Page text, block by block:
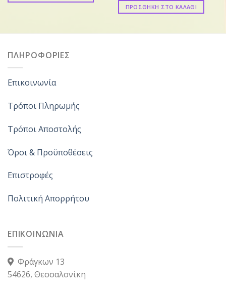
ΠΡΟΣΘΗΚΗ ΣΤΟ ΚΑΛΑΘΙ
ΠΛΗΡΟΦΟΡΙΕΣ
Επικοινωνία
Τρόποι Πληρωμής
Τρόποι Αποστολής
Όροι & Προϋποθέσεις
Επιστροφές
Πολιτική Απορρήτου
ΕΠΙΚΟΙΝΩΝΙΑ
Φράγκων 13
54626, Θεσσαλονίκη